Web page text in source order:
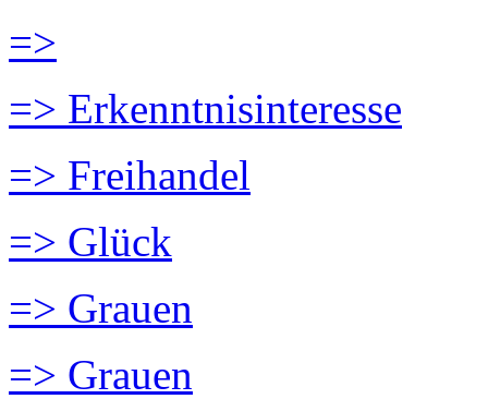
=>
=> Erkenntnisinteresse
=> Freihandel
=> Glück
=> Grauen
=> Grauen